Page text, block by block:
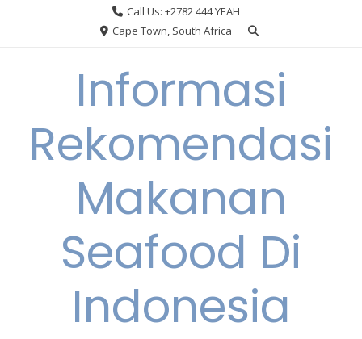
Call Us: +2782 444 YEAH
Cape Town, South Africa
Informasi
Rekomendasi
Makanan
Seafood Di
Indonesia